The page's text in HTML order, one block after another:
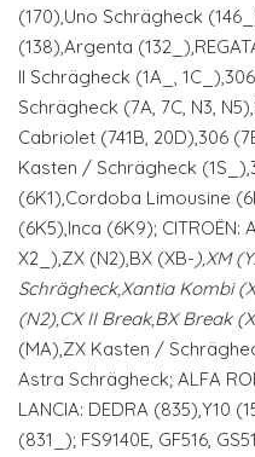
(170),Uno Schrägheck
(138),Argenta
II Schrägheck (1A_,
Schrägheck (7A, 7C, N3,
Cabriolet (741B, 20D),306
Kasten / Schrägheck
(6K1),Cordoba Limousine
(6K5),Inca (6K9); CITROËN:
X2_),ZX (N2),BX (XB- ),XM
Schrägheck,Xantia Kombi
(N2),CX II Break,BX Break
(MA),ZX Kasten /
Astra Schrägheck; ALFA
LANCIA: DEDRA (835),Y10
(831_); FS9140E, GF516,